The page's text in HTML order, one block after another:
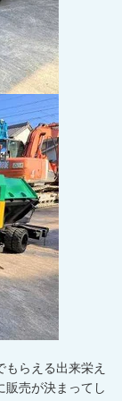
らえる出来栄え
販売が決まってし